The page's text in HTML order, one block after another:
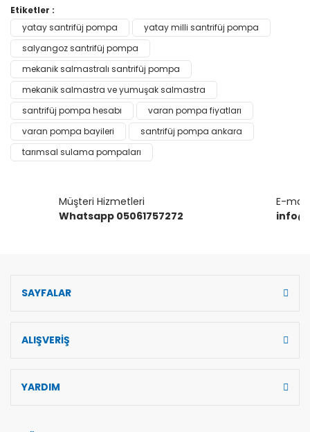
Bu ürüne ilk yorumu siz yapın!
Yorum Yaz
Bu ürünün fiyat bilgisi, resim, ürün açıklamalarında ve diğer
konularda yetersiz gördüğünüz noktaları öneri formunu
kullanarak tarafımıza iletebilirsiniz.
Görüş ve önerileriniz için teşekkür ederiz.
Ürün resmi kalitesiz, bozuk veya görüntülenemiyor.
Ürün açıklamasında eksik bilgiler bulunuyor.
Ürün bilgilerinde hatalar bulunuyor.
Ürün fiyatı diğer sitelerden daha pahalı.
Bu ürüne benzer farklı alternatifler olmalı.
Etiketler :
yatay santrifüj pompa
yatay milli santrifüj pompa
salyangoz santrifüj pompa
mekanik salmastralı santrifüj pompa
mekanik salmastra ve yumuşak salmastra
santrifüj pompa hesabı
varan pompa fiyatları
varan pompa bayileri
santrifüj pompa ankara
tarımsal sulama pompaları
Müşteri Hizmetleri
Whatsapp 05061757272
E-mail
SAYFALAR
ALIŞVERİŞ
YARDIM